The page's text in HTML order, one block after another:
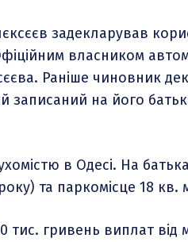
задекларував
власником
Раніше чиновник
записаний на його
в Одесі. На
та паркомісце 18 кв.
тис. гривень виплат від